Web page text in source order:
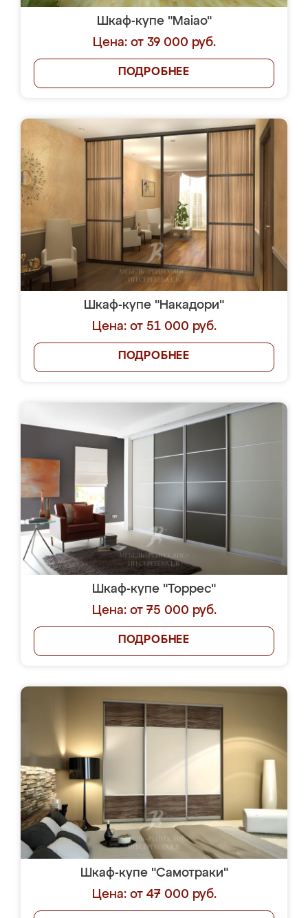
Шкаф-купе "Maiao"
Цена: от 39 000 руб.
ПОДРОБНЕЕ
Шкаф-купе "Накадори"
Цена: от 51 000 руб.
ПОДРОБНЕЕ
Шкаф-купе "Торрес"
Цена: от 75 000 руб.
ПОДРОБНЕЕ
Шкаф-купе "Самотраки"
Цена: от 47 000 руб.